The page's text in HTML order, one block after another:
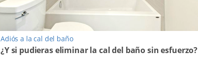
Adiós a la cal del baño
¿Y si pudieras eliminar la cal del baño sin esfuerzo?